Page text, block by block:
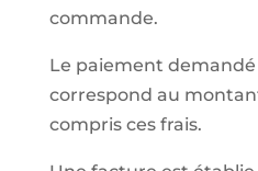
commande.
Le paiement demandé
correspond au
compris ces frais.